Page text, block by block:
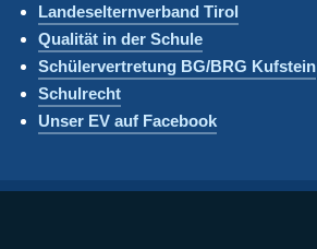
Landeselternverband Tirol
Qualität in der Schule
Schülervertretung BG/BRG Kufstein
Schulrecht
Unser EV auf Facebook